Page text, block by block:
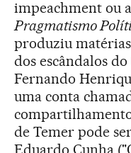
impeachment ou
Pragmatismo
produziu
dos escândalos
Fernando
uma conta
de Temer pode
Eduardo Cunha